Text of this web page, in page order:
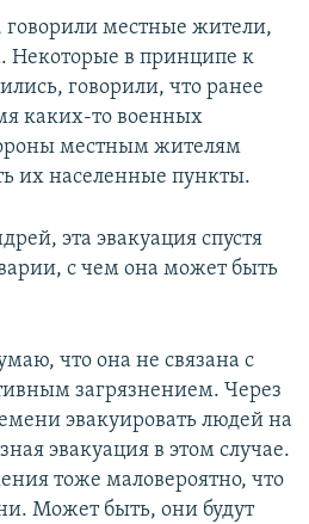
местные жители,
Некоторые в принципе к
говорили, что ранее
каких-то военных
местным жителям
их населенные пункты.
эта эвакуация спустя
с чем она может быть
что она не связана с
загрязнением. Через
эвакуировать людей на
эвакуация в этом случае.
тоже маловероятно, что
Может быть, они будут